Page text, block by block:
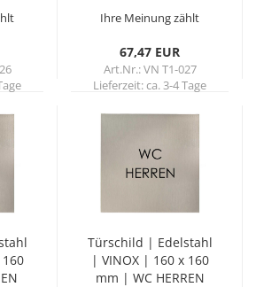
Ihre Meinung zählt
67,47 EUR
Art.Nr.: VN T1-027
Lieferzeit:ca. 3-4 Tage
Tür­schild | Edel­stahl
| VINOX | 160 x 160
mm | WC HER­REN